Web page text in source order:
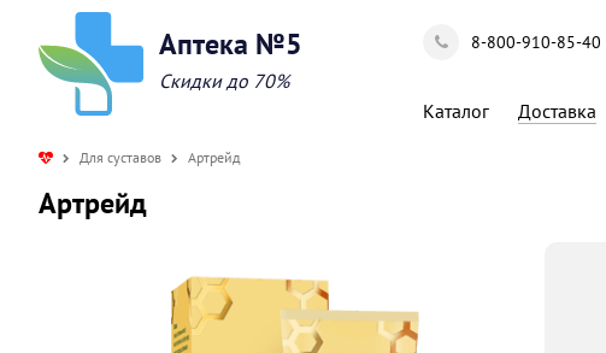
Аптека №5
Скидки до 70%
8-800-910-85-40
Каталог Доставка
Для суставов Артрейд
Артрейд